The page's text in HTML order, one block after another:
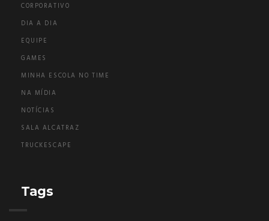
CORPORATIVO
DIA A DIA
EQUIPE
GAMES
MINHA ESCOLA NO TIME
NA MÍDIA
NOTÍCIAS
SALA ALCATRAZ
TRUCKESCAPE
Tags